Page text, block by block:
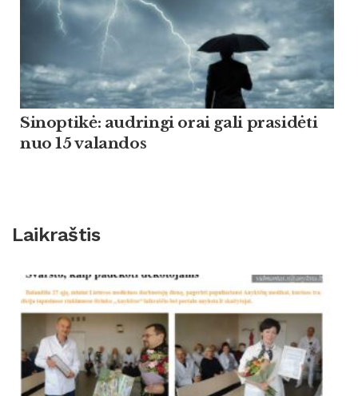
Sinoptikė: audringi orai gali prasidėti
nuo 15 valandos
Laikraštis